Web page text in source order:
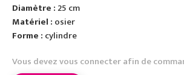
Diamètre : 25 cm
Matériel : osier
Forme : cylindre
Vous devez vous connecter afin de